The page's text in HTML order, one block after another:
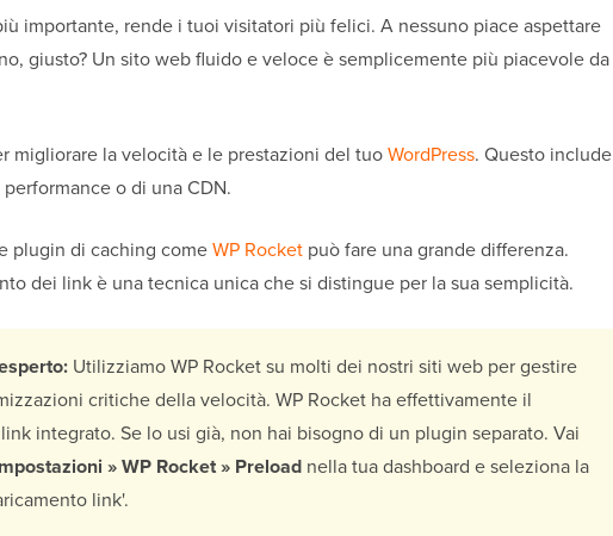
importante, rende i tuoi visitatori più felici. A nessuno piace aspettare
giusto? Un sito web fluido e veloce è semplicemente più piacevole da
migliorare la velocità e le prestazioni del tuoWordPress. Questo include
o di una CDN.
plugin di caching comeWP Rocket può fare una grande differenza.
dei link è una tecnica unica che si distingue per la sua semplicità.
Utilizziamo WP Rocket su molti dei nostri siti web per gestire
critiche della velocità. WP Rocket ha effettivamente il
integrato. Se lo usi già, non hai bisogno di un plugin separato. Vai
» WP Rocket » Preload nella tua dashboard e seleziona la
link'.